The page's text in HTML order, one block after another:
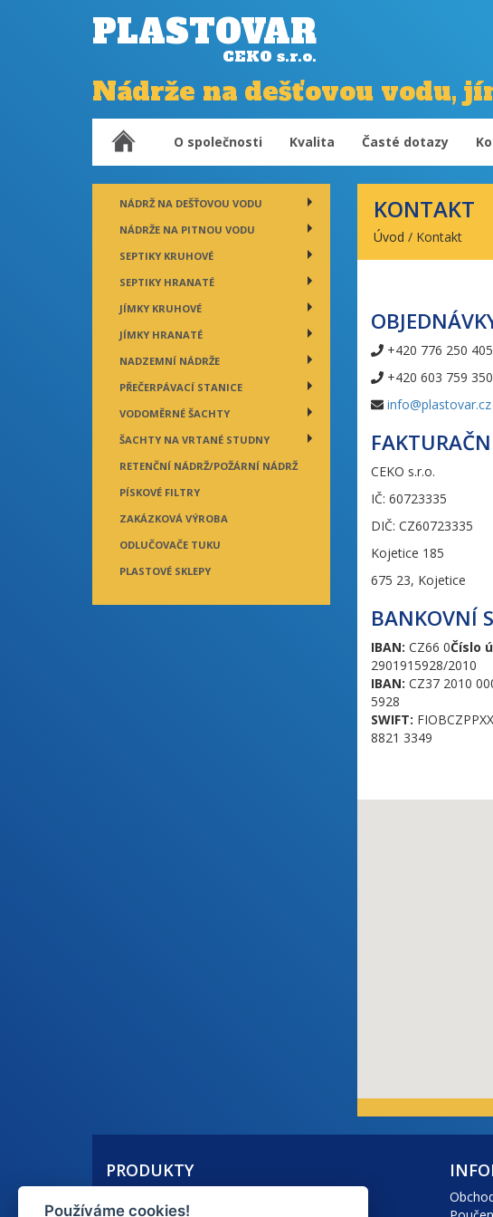
PLASTOVAR
CEKO s.r.o.
Nádrže na dešťovou vodu,
O společnosti Kvalita Časté dotazy
NÁDRŽ NA DEŠŤOVOU VODU
NÁDRŽE NA PITNOU VODU
SEPTIKY KRUHOVÉ
SEPTIKY HRANATÉ
JÍMKY KRUHOVÉ
JÍMKY HRANATÉ
NADZEMNÍ NÁDRŽE
PŘEČERPÁVACÍ STANICE
VODOMĚRNÉ ŠACHTY
ŠACHTY NA VRTANÉ STUDNY
RETENČNÍ NÁDRŽ/POŽÁRNÍ NÁDRŽ
PÍSKOVÉ FILTRY
ZAKÁZKOVÁ VÝROBA
ODLUČOVAČE TUKU
PLASTOVÉ SKLEPY
KONTAKT
Úvod / Kontakt
+420 776 250 405
+420 603 759 350
info@plastovar.cz
CEKO s.r.o.
IČ: 60723335
DIČ: CZ60723335
Kojetice 185
675 23, Kojetice
BANKOVNÍ
IBAN: CZ66 0Číslo
2901915928/2010
IBAN: CZ37 2010
5928
SWIFT:
8821 3349
PRODUKTY
Používáme cookies!